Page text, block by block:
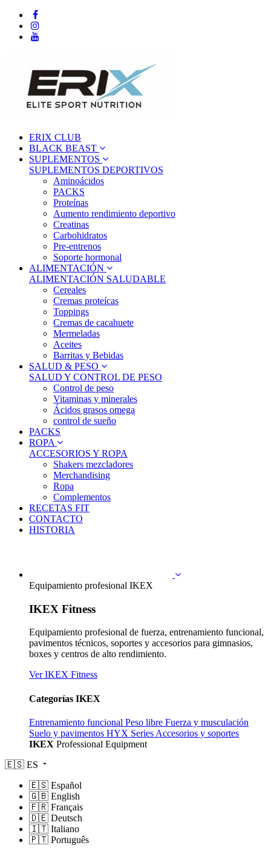
ERIX CLUB
BLACK BEAST
SUPLEMENTOS
SUPLEMENTOS DEPORTIVOS
Aminoácidos
PACKS
Proteínas
Aumento rendimiento deportivo
Creatinas
Carbohidratos
Pre-entrenos
Soporte hormonal
ALIMENTACIÓN
ALIMENTACIÓN SALUDABLE
Cereales
Cremas proteícas
Toppings
Cremas de cacahuete
Mermeladas
Aceites
Barritas y Bebidas
SALUD & PESO
SALUD Y CONTROL DE PESO
Control de peso
Vitaminas y minerales
Ácidos grasos omega
control de sueño
PACKS
ROPA
ACCESORIOS Y ROPA
Shakers mezcladores
Merchandising
Ropa
Complementos
RECETAS FIT
CONTACTO
HISTORIA
Equipamiento profesional IKEX
IKEX Fitness
Equipamiento profesional de fuerza, entrenamiento funcional,
pavimentos técnicos, soportes y accesorios para gimnasios,
boxes y centros de alto rendimiento.
Ver IKEX Fitness
Categorías IKEX
Entrenamiento funcional Peso libre Fuerza y musculación
Suelo y pavimentos HYX Series Accesorios y soportes
IKEX Professional Equipment
🇪🇸 ES
🇪🇸 Español
🇬🇧 English
🇫🇷 Français
🇩🇪 Deutsch
🇮🇹 Italiano
🇵🇹 Português